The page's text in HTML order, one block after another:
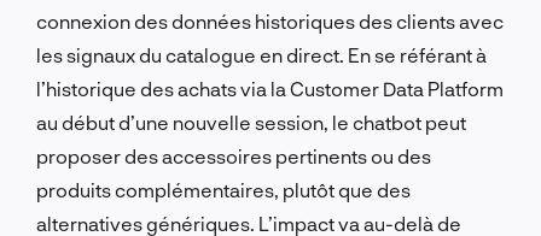
connexion des données historiques des clients avec
les signaux du catalogue en direct. En se référant à
l’historique des achats via la Customer Data Platform
au début d’une nouvelle session, le chatbot peut
proposer des accessoires pertinents ou des
produits complémentaires, plutôt que des
alternatives génériques. L’impact va au-delà de